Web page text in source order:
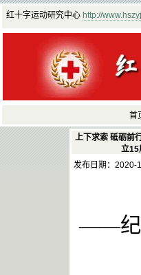
红十字运动研究中心 http://
首
上下求索 砥砺前
立15
发布日期：2020-
——纪